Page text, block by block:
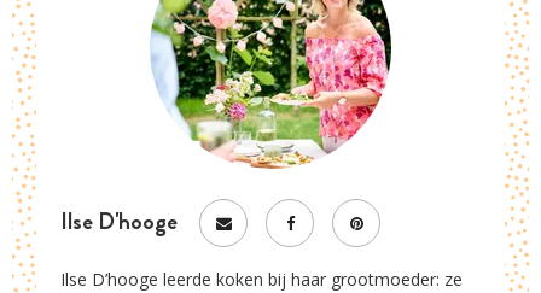
Ilse D'hooge
Ilse D’hooge leerde koken bij haar grootmoeder: ze